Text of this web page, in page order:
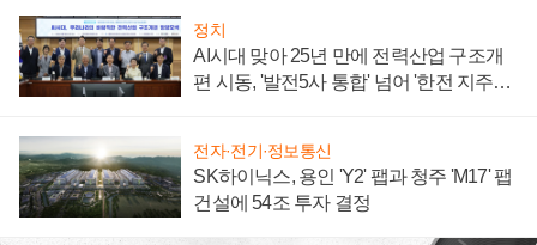
정치
AI시대 맞아 25년 만에 전력산업 구조개
편 시동, '발전5사 통합' 넘어 '한전 지주사'
전자·전기·정보통신
SK하이닉스, 용인 'Y2' 팹과 청주 'M17' 팹
건설에 54조 투자 결정